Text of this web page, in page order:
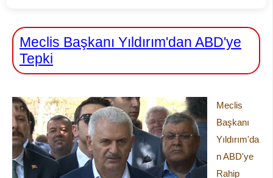
Meclis Başkanı Yıldırım'dan ABD'ye
Tepki
Meclis
Başkanı
Yıldırım'da
n ABD'ye
Rahip